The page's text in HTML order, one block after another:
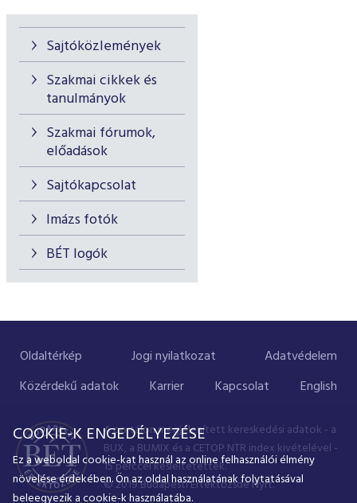
Sajtóközlemények
Szakmai cikkek és
tanulmányok
Szakmai fórumok,
előadások
Sajtókapcsolat
Imázs fotók
BÉT logók
Oldaltérkép Jogi nyilatkozat
Adatvédelem
Közérdekű adatok
Karrier Kapcsolat English
A portálon megjelenített kereskedési adatok - a
BUX, a BUMIX és a CETOP NTR index kivételével -
15 perccel késleltetettek.
© 2019 Budapesti Értéktőzsde Nyrt.
COOKIE-K ENGEDÉLYEZÉSE
Ez a weboldal cookie-kat használ az online felhasználói élmény
növelése érdekében. Ön az oldal használatának folytatásával
beleegyezik a cookie-k használatába.